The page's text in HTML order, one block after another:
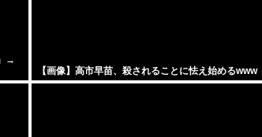
→
【画像】高市早苗、殺されることに怯え始めるwww